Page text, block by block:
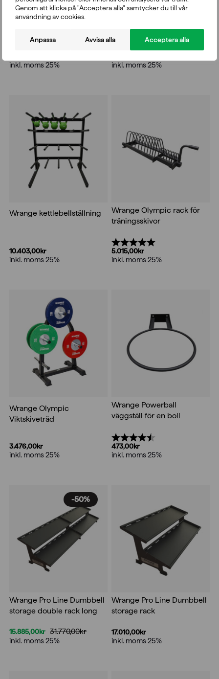
Genom att klicka på "Acceptera alla" samtycker du till vår
användning av cookies.
Anpassa Avvisa alla Acceptera alla
inkl. moms 25%
09-hantlar svart
inkl. moms 25%
Wrange kettlebellställning
10.403,00kr
inkl. moms 25%
Wrange Olympic rack för
träningsskivor
Betyg:
5.015,00kr
inkl. moms 25%
Wrange Olympic
Viktskiveträd
3.476,00kr
inkl. moms 25%
Wrange Powerball
väggställ för en boll
Betyg:
473,00kr
inkl. moms 25%
-50%
Wrange Pro Line Dumbbell
storage double rack long
31.770,00kr
Det
15.885,00kr
Det
inkl. moms 25%
Wrange Pro Line Dumbbell
storage rack
17.010,00kr
inkl. moms 25%